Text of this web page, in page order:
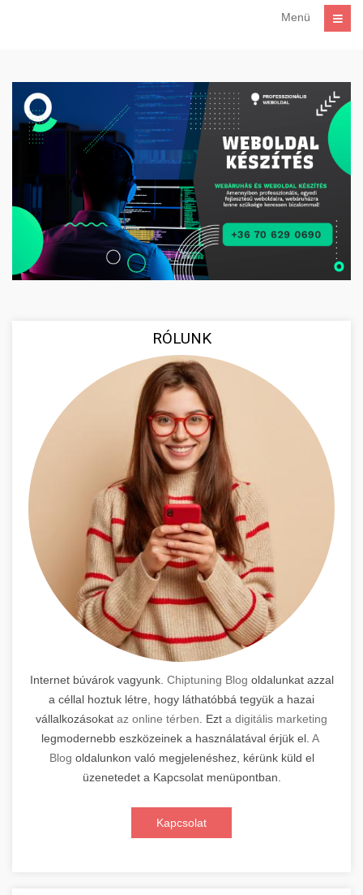
Menü
RÓLUNK
Internet búvárok vagyunk. Chiptuning Blog oldalunkat azzal
a céllal hoztuk létre, hogy láthatóbbá tegyük a hazai
vállalkozásokat az online térben . Ezt a digitális marketing
legmodernebb eszközeinek a használatával érjük el. A
Blog oldalunkon való megjelenéshez, kérünk küld el
üzenetedet a Kapcsolat menüpontban.
Kapcsolat